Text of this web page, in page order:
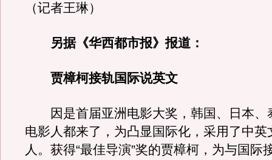
（记者王琳）
另据《华西都市报》报道：
贾樟柯接轨国际说英文
因是首届亚洲电影大奖，韩国、日本、
电影人都来了，为凸显国际化，采用了中英
人。获得“最佳导演”奖的贾樟柯，为与国际